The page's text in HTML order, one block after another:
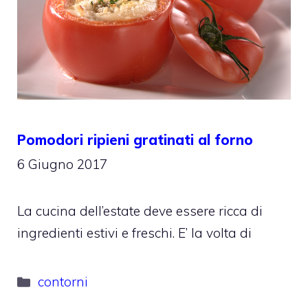
Pomodori ripieni gratinati al forno
6 Giugno 2017
La cucina dell’estate deve essere ricca di
ingredienti estivi e freschi. E’ la volta di
Categorie
contorni